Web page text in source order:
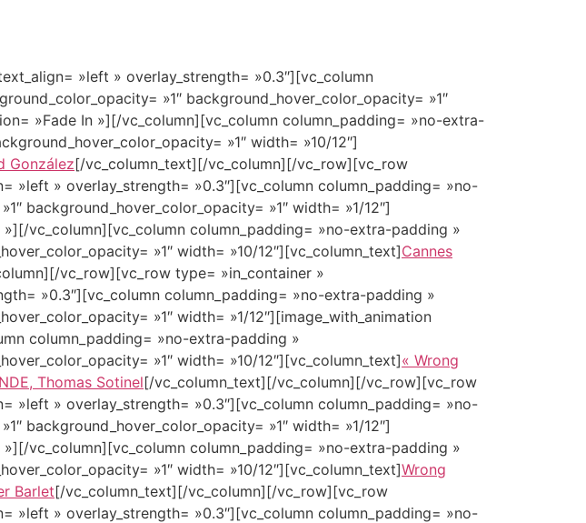
»left » overlay_strength= »0.3″][vc_column
»1″ background_hover_color_opacity= »1″
»Fade In »][/vc_column][vc_column column_padding= »no-extra-
»1″ width= »10/12″]
González[/vc_column_text][/vc_column][/vc_row][vc_row
»left » overlay_strength= »0.3″][vc_column column_padding= »no-
background_hover_color_opacity= »1″ width= »1/12″]
vc_column][vc_column column_padding= »no-extra-padding »
»1″ width= »10/12″][vc_column_text]Cannes
vc_row][vc_row type= »in_container »
»0.3″][vc_column column_padding= »no-extra-padding »
»1″ width= »1/12″][image_with_animation
column_padding= »no-extra-padding »
»1″ width= »10/12″][vc_column_text]« Wrong
Thomas Sotinel[/vc_column_text][/vc_column][/vc_row][vc_row
»left » overlay_strength= »0.3″][vc_column column_padding= »no-
background_hover_color_opacity= »1″ width= »1/12″]
vc_column][vc_column column_padding= »no-extra-padding »
»1″ width= »10/12″][vc_column_text]Wrong
Barlet[/vc_column_text][/vc_column][/vc_row][vc_row
»left » overlay_strength= »0.3″][vc_column column_padding= »no-